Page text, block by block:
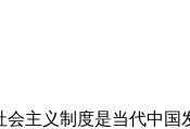
主义制度是当代中